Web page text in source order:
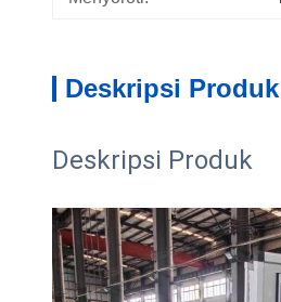
Deskripsi Produk
Deskripsi Produk